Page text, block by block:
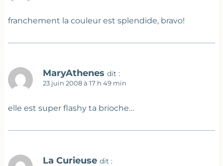
franchement la couleur est splendide, bravo!
MaryAthenes dit :
23 juin 2008 à 17 h 49 min
elle est super flashy ta brioche…
La Curieuse dit :